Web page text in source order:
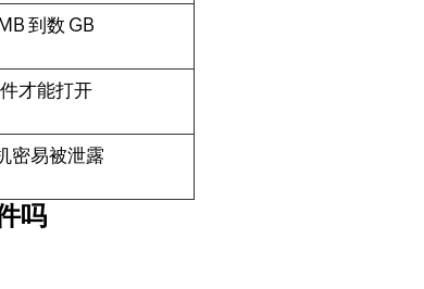
到数 GB
才能打开
密易被泄露
吗